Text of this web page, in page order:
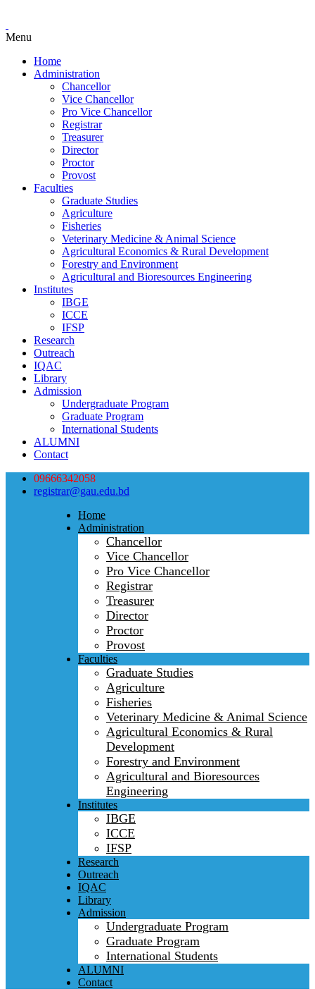
Menu
Home
Administration
Chancellor
Vice Chancellor
Pro Vice Chancellor
Registrar
Treasurer
Director
Proctor
Provost
Faculties
Graduate Studies
Agriculture
Fisheries
Veterinary Medicine & Animal Science
Agricultural Economics & Rural Development
Forestry and Environment
Agricultural and Bioresources Engineering
Institutes
IBGE
ICCE
IFSP
Research
Outreach
IQAC
Library
Admission
Undergraduate Program
Graduate Program
International Students
ALUMNI
Contact
09666342058
registrar@gau.edu.bd
Home
Administration
Chancellor
Vice Chancellor
Pro Vice Chancellor
Registrar
Treasurer
Director
Proctor
Provost
Faculties
Graduate Studies
Agriculture
Fisheries
Veterinary Medicine & Animal Science
Agricultural Economics & Rural
Development
Forestry and Environment
Agricultural and Bioresources
Engineering
Institutes
IBGE
ICCE
IFSP
Research
Outreach
IQAC
Library
Admission
Undergraduate Program
Graduate Program
International Students
ALUMNI
Contact